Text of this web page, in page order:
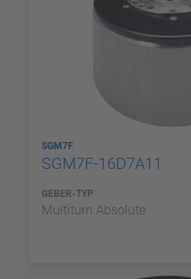
SGM7F
SGM7F-16D7A11
GEBER-TYP
Multiturn Absolute